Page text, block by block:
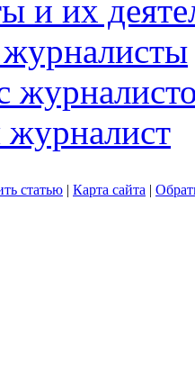
и их
статью | Карта сайта |